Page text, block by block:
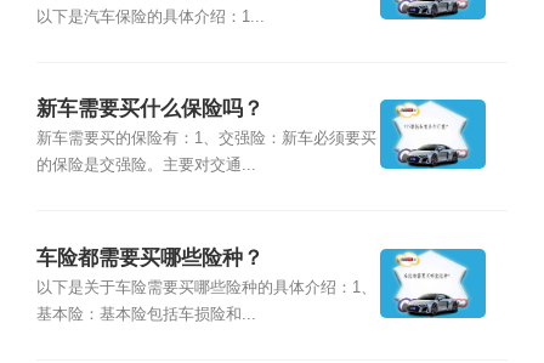
以下是汽车保险的具体介绍：1...
新车需要买什么保险吗？
新车需要买的保险有：1、交强险：新车必须要买
的保险是交强险。主要对交通...
车险都需要买哪些险种？
以下是关于车险需要买哪些险种的具体介绍：1、
基本险：基本险包括车损险和...